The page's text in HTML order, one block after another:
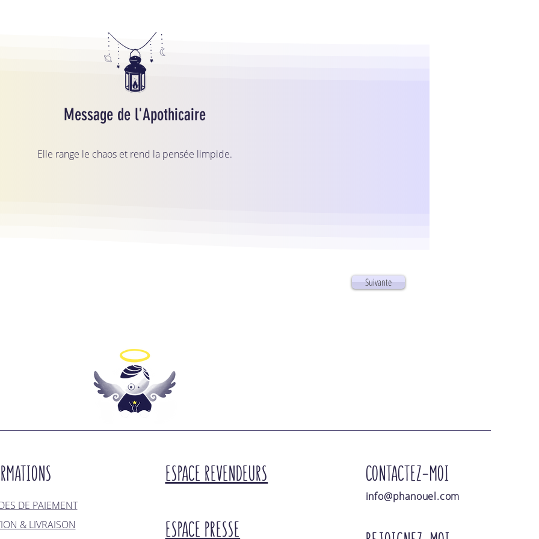
Message de l'Apothicaire
Elle range le chaos et rend la pensée limpide.
Suivante
DE PAIEMENT
& LIVRAISON
ESPACE REVENDEURS
ESPACE PRESSE
CONTACTEZ-MOI
info@phanouel.com